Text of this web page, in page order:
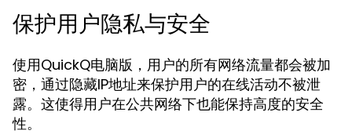
保护用户隐私与安全
使用QuickQ电脑版，用户的所有网络流量都会被加
密，通过隐藏IP地址来保护用户的在线活动不被泄
露。这使得用户在公共网络下也能保持高度的安全
性。